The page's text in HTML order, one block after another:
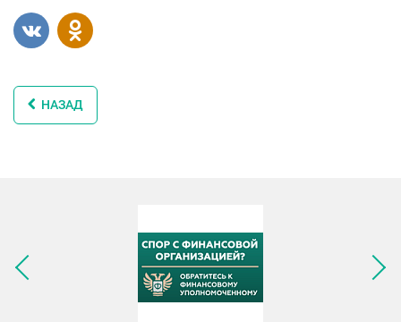
НАЗАД
Следующее изображение